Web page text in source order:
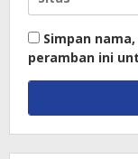
Simpan
peramban ini